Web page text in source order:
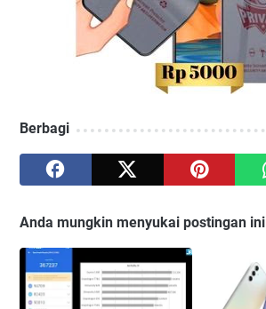
Berbagi
Anda mungkin menyukai postingan ini